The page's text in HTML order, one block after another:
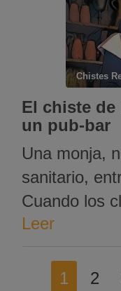
CHISTES
Chistes
El chiste de
un pub-bar
Una monja,
sanitario,
Cuando los
monja, el
cantinero y
Leer
1 2